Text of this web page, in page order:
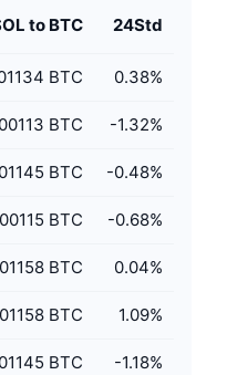
to BTC 24Std
BTC 0.38%
BTC -1.32%
BTC -0.48%
BTC -0.68%
BTC 0.04%
BTC 1.09%
BTC -1.18%